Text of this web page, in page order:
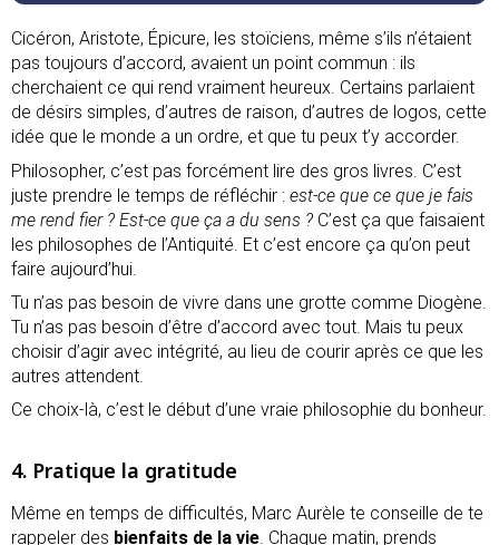
Cicéron, Aristote, Épicure, les stoïciens, même s’ils n’étaient
pas toujours d’accord, avaient un point commun : ils
cherchaient ce qui rend vraiment heureux. Certains parlaient
de désirs simples, d’autres de raison, d’autres de logos, cette
idée que le monde a un ordre, et que tu peux t’y accorder.
Philosopher, c’est pas forcément lire des gros livres. C’est
juste prendre le temps de réfléchir : est-ce que ce que je fais
me rend fier ? Est-ce que ça a du sens ? C’est ça que faisaient
les philosophes de l’Antiquité. Et c’est encore ça qu’on peut
faire aujourd’hui.
Tu n’as pas besoin de vivre dans une grotte comme Diogène.
Tu n’as pas besoin d’être d’accord avec tout. Mais tu peux
choisir d’agir avec intégrité, au lieu de courir après ce que les
autres attendent.
Ce choix-là, c’est le début d’une vraie philosophie du bonheur.
4. Pratique la gratitude
Même en temps de difficultés, Marc Aurèle te conseille de te
rappeler des bienfaits de la vie. Chaque matin, prends